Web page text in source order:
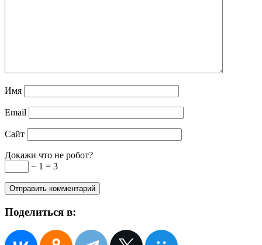
Имя
Email
Сайт
Докажи что не робот?
− 1 = 3
Поделиться в: